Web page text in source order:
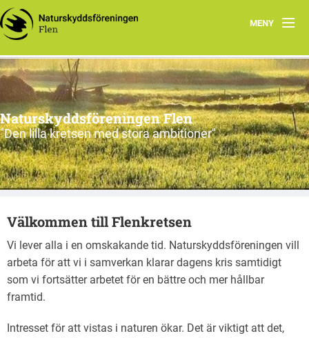
MENY
Hem
Välkommen
Program
Styrelse
Arkiv
Skogens vänner i Hälleforsnäs
Naturskyddsföreningen Flen
"Den lilla kretsen med stora ambitioner"
Välkommen till Flenkretsen
Vi lever alla i en omskakande tid. Naturskyddsföreningen vill
arbeta för att vi i samverkan klarar dagens kris samtidigt
som vi fortsätter arbetet för en bättre och mer hållbar
framtid.
Intresset för att vistas i naturen ökar. Det är viktigt att det,